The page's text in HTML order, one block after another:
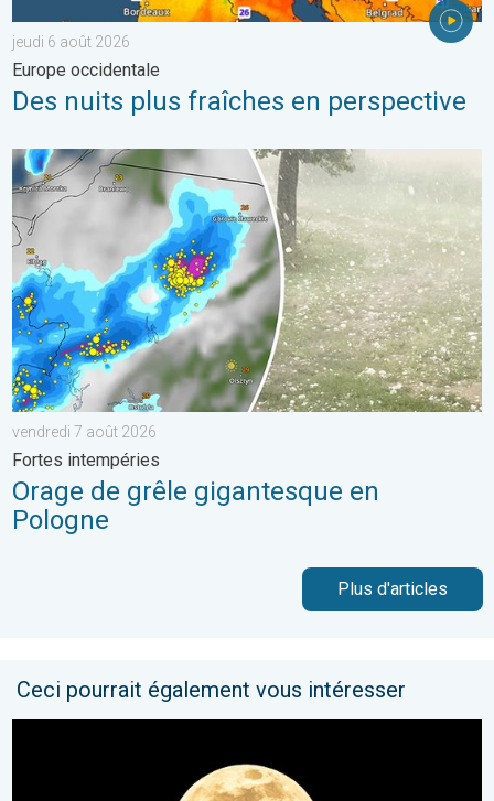
jeudi 6 août 2026
Europe occidentale
Des nuits plus fraîches en perspective
Orage de grêle gigantesque en Pologne. Fortes intempéries.
vendredi 7 août 2026
Fortes intempéries
Orage de grêle gigantesque en
Pologne
Plus d'articles
Ceci pourrait également vous intéresser